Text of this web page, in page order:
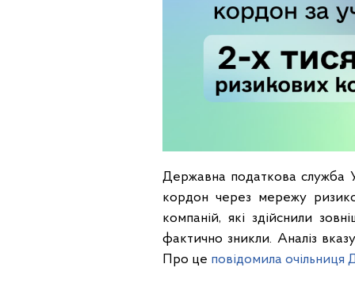
Державна податкова служба
кордон через мережу
компаній, які здійснили
фактично зникли. Аналіз
Про це повідомила